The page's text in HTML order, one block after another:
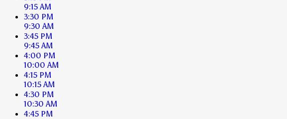
9:15 AM
3:30 PM
9:30 AM
3:45 PM
9:45 AM
4:00 PM
10:00 AM
4:15 PM
10:15 AM
4:30 PM
10:30 AM
4:45 PM